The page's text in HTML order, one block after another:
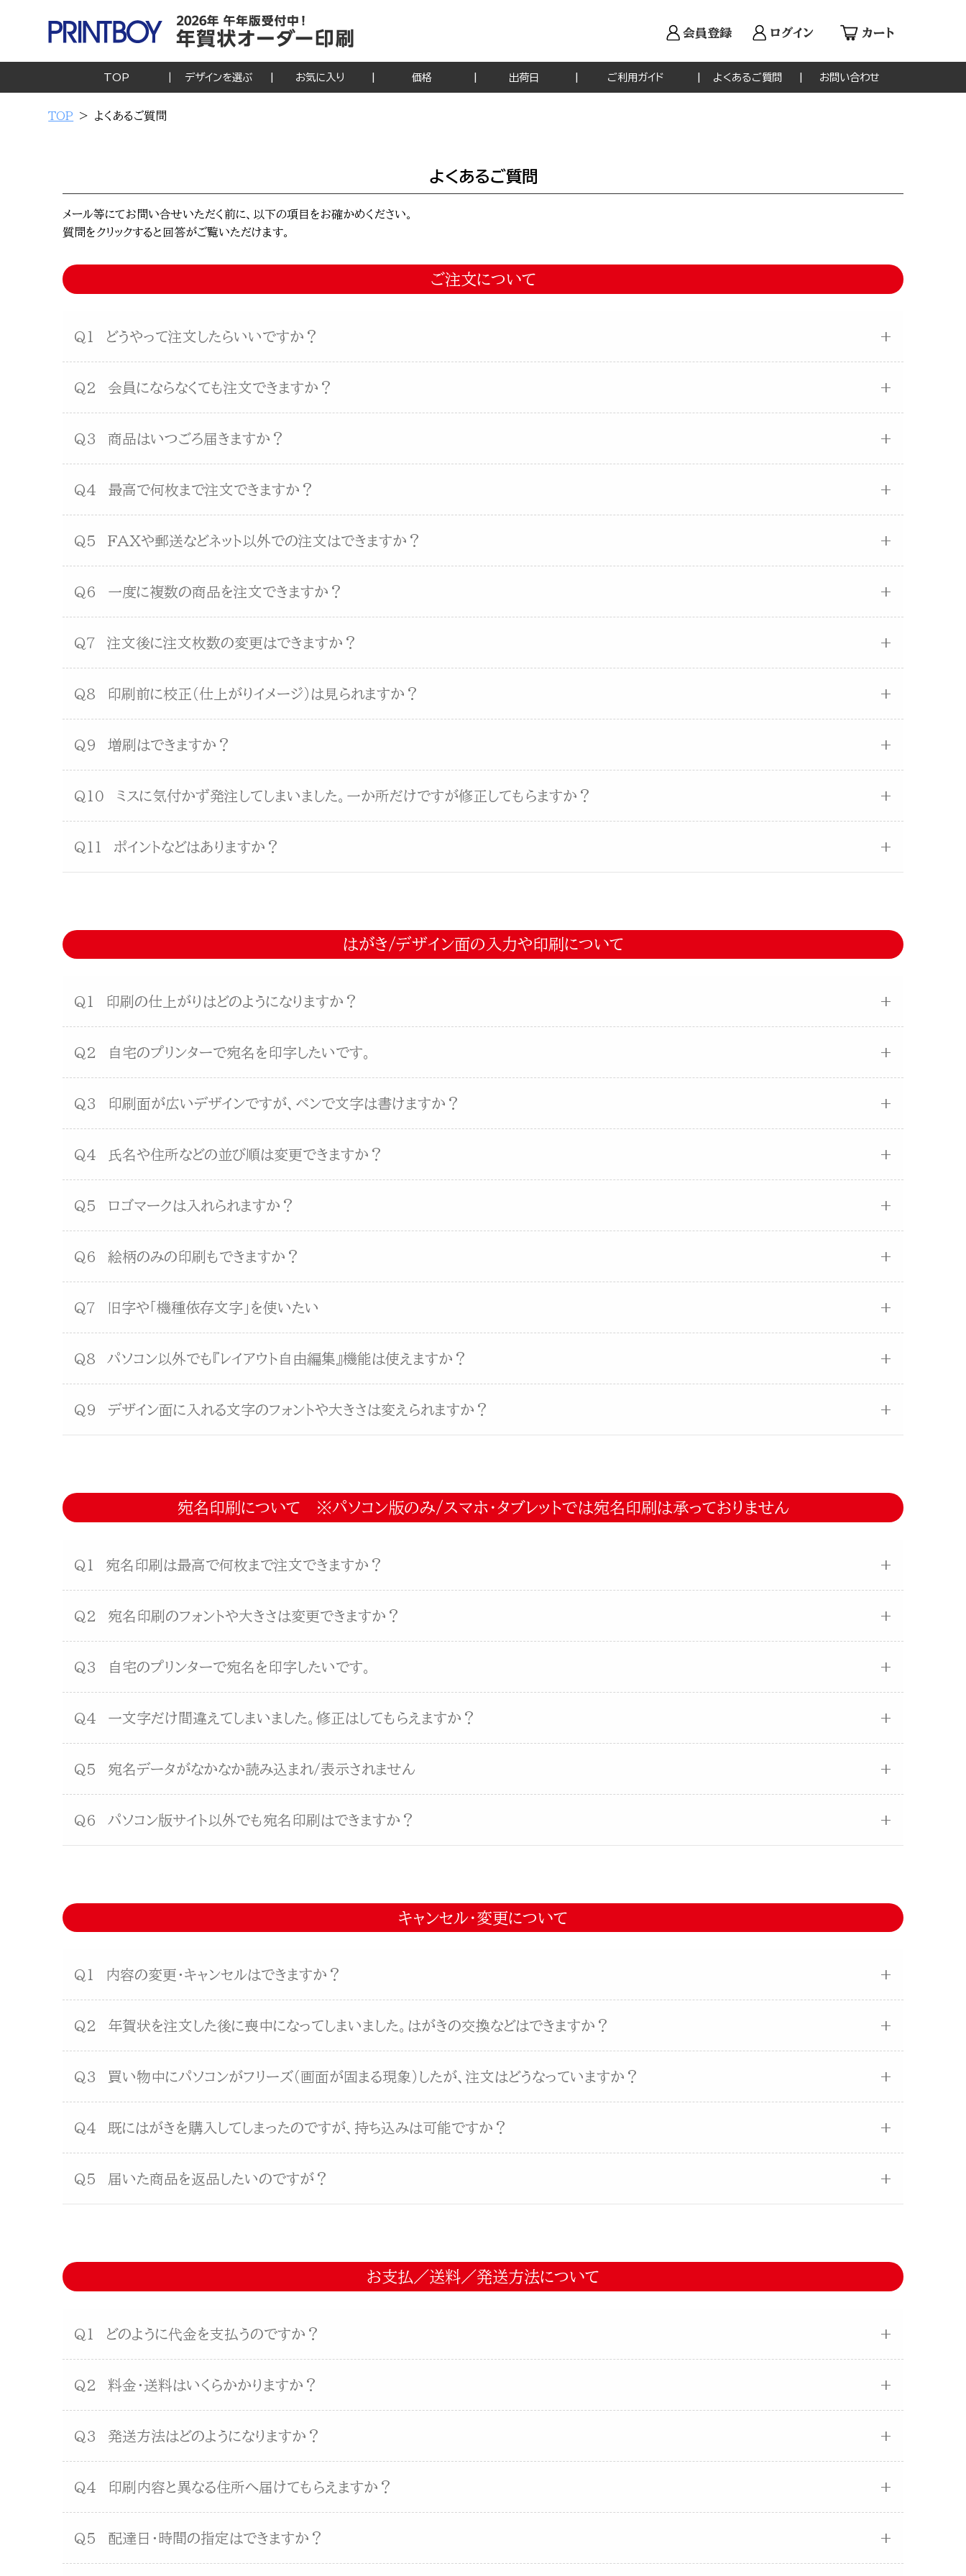
会員登録 ログイン カート
TOP デザインを選ぶ お気に入り 価格 出荷日 ご利用ガイド よくあるご質問 お問い合わせ
TOP よくあるご質問
よくあるご質問
メール等にてお問い合せいただく前に、以下の項目をお確かめください。
質問をクリックすると回答がご覧いただけます。
ご注文について
Q1 どうやって注文したらいいですか？
Q2 会員にならなくても注文できますか？
Q3 商品はいつごろ届きますか？
Q4 最高で何枚まで注文できますか？
Q5 FAXや郵送などネット以外での注文はできますか？
Q6 一度に複数の商品を注文できますか？
Q7 注文後に注文枚数の変更はできますか？
Q8 印刷前に校正（仕上がりイメージ）は見られますか？
Q9 増刷はできますか？
Q10 ミスに気付かず発注してしまいました。一か所だけですが修正してもらますか？
Q11 ポイントなどはありますか？
はがき/デザイン面の入力や印刷について
Q1 印刷の仕上がりはどのようになりますか？
Q2 自宅のプリンターで宛名を印字したいです。
Q3 印刷面が広いデザインですが、ペンで文字は書けますか？
Q4 氏名や住所などの並び順は変更できますか？
Q5 ロゴマークは入れられますか？
Q6 絵柄のみの印刷もできますか？
Q7 旧字や「機種依存文字」を使いたい
Q8 パソコン以外でも『レイアウト自由編集』機能は使えますか？
Q9 デザイン面に入れる文字のフォントや大きさは変えられますか？
宛名印刷について ※パソコン版のみ/スマホ・タブレットでは宛名印刷は承っておりません
Q1 宛名印刷は最高で何枚まで注文できますか？
Q2 宛名印刷のフォントや大きさは変更できますか？
Q3 自宅のプリンターで宛名を印字したいです。
Q4 一文字だけ間違えてしまいました。修正はしてもらえますか？
Q5 宛名データがなかなか読み込まれ/表示されません
Q6 パソコン版サイト以外でも宛名印刷はできますか？
キャンセル・変更について
Q1 内容の変更・キャンセルはできますか？
Q2 年賀状を注文した後に喪中になってしまいました。はがきの交換などはできますか？
Q3 買い物中にパソコンがフリーズ（画面が固まる現象）したが、注文はどうなっていますか？
Q4 既にはがきを購入してしまったのですが、持ち込みは可能ですか？
Q5 届いた商品を返品したいのですが？
お支払／送料／発送方法について
Q1 どのように代金を支払うのですか？
Q2 料金・送料はいくらかかりますか？
Q3 発送方法はどのようになりますか？
Q4 印刷内容と異なる住所へ届けてもらえますか？
Q5 配達日・時間の指定はできますか？